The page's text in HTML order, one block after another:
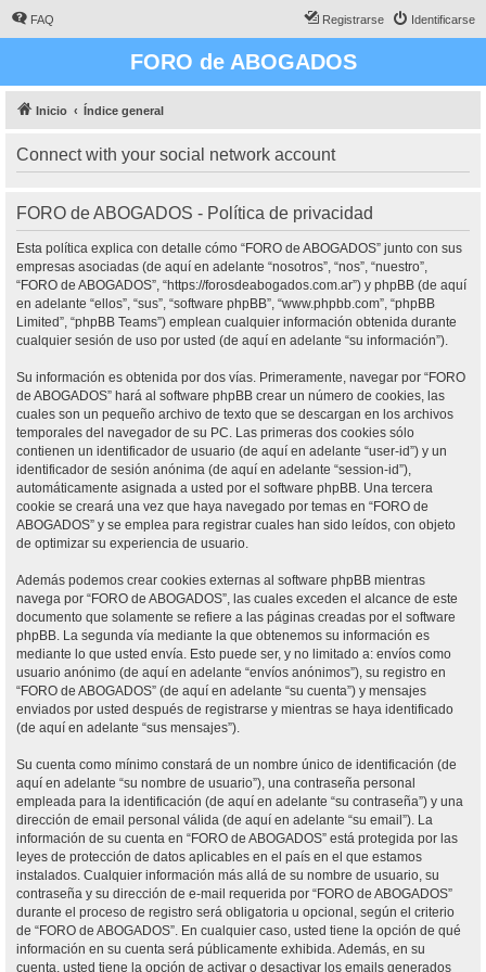
FAQ Identificarse
Registrarse
FORO de ABOGADOS
Inicio Índice general
Connect with your social network account
FORO de ABOGADOS - Política de privacidad
Esta política explica con detalle cómo “FORO de ABOGADOS” junto con sus
empresas asociadas (de aquí en adelante “nosotros”, “nos”, “nuestro”,
“FORO de ABOGADOS”, “https://forosdeabogados.com.ar”) y phpBB (de aquí
en adelante “ellos”, “sus”, “software phpBB”, “www.phpbb.com”, “phpBB
Limited”, “phpBB Teams”) emplean cualquier información obtenida durante
cualquier sesión de uso por usted (de aquí en adelante “su información”).
Su información es obtenida por dos vías. Primeramente, navegar por “FORO
de ABOGADOS” hará al software phpBB crear un número de cookies, las
cuales son un pequeño archivo de texto que se descargan en los archivos
temporales del navegador de su PC. Las primeras dos cookies sólo
contienen un identificador de usuario (de aquí en adelante “user-id”) y un
identificador de sesión anónima (de aquí en adelante “session-id”),
automáticamente asignada a usted por el software phpBB. Una tercera
cookie se creará una vez que haya navegado por temas en “FORO de
ABOGADOS” y se emplea para registrar cuales han sido leídos, con objeto
de optimizar su experiencia de usuario.
Además podemos crear cookies externas al software phpBB mientras
navega por “FORO de ABOGADOS”, las cuales exceden el alcance de este
documento que solamente se refiere a las páginas creadas por el software
phpBB. La segunda vía mediante la que obtenemos su información es
mediante lo que usted envía. Esto puede ser, y no limitado a: envíos como
usuario anónimo (de aquí en adelante “envíos anónimos”), su registro en
“FORO de ABOGADOS” (de aquí en adelante “su cuenta”) y mensajes
enviados por usted después de registrarse y mientras se haya identificado
(de aquí en adelante “sus mensajes”).
Su cuenta como mínimo constará de un nombre único de identificación (de
aquí en adelante “su nombre de usuario”), una contraseña personal
empleada para la identificación (de aquí en adelante “su contraseña”) y una
dirección de email personal válida (de aquí en adelante “su email”). La
información de su cuenta en “FORO de ABOGADOS” está protegida por las
leyes de protección de datos aplicables en el país en el que estamos
instalados. Cualquier información más allá de su nombre de usuario, su
contraseña y su dirección de e-mail requerida por “FORO de ABOGADOS”
durante el proceso de registro será obligatoria u opcional, según el criterio
de “FORO de ABOGADOS”. En cualquier caso, usted tiene la opción de qué
información en su cuenta será públicamente exhibida. Además, en su
cuenta, usted tiene la opción de activar o desactivar los emails generados